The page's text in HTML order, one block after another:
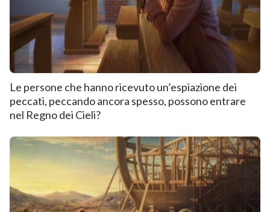
Le persone che hanno ricevuto un’espiazione dei
peccati, peccando ancora spesso, possono entrare
nel Regno dei Cieli?